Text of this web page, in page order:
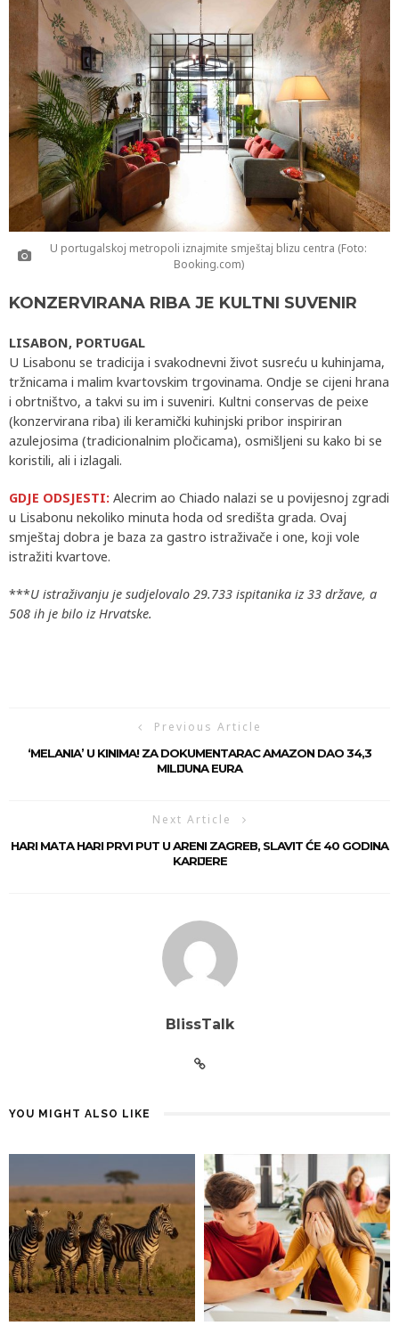
U portugalskoj metropoli iznajmite smještaj blizu centra (Foto:
Booking.com)
KONZERVIRANA RIBA JE KULTNI SUVENIR
LISABON, PORTUGAL
U Lisabonu se tradicija i svakodnevni život susreću u kuhinjama,
tržnicama i malim kvartovskim trgovinama. Ondje se cijeni hrana
i obrtništvo, a takvi su im i suveniri. Kultni conservas de peixe
(konzervirana riba) ili keramički kuhinjski pribor inspiriran
azulejosima (tradicionalnim pločicama), osmišljeni su kako bi se
koristili, ali i izlagali.
GDJE ODSJESTI: Alecrim ao Chiado nalazi se u povijesnoj zgradi
u Lisabonu nekoliko minuta hoda od središta grada. Ovaj
smještaj dobra je baza za gastro istraživače i one, koji vole
istražiti kvartove.
***U istraživanju je sudjelovalo 29.733 ispitanika iz 33 države, a
508 ih je bilo iz Hrvatske.
Previous Article
‘MELANIA’ U KINIMA! ZA DOKUMENTARAC AMAZON DAO 34,3
MILIJUNA EURA
Next Article
HARI MATA HARI PRVI PUT U ARENI ZAGREB, SLAVIT ĆE 40 GODINA
KARIJERE
BlissTalk
YOU MIGHT ALSO LIKE